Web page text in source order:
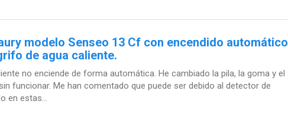
modelo Senseo 13 Cf con encendido automático
de agua caliente.
no enciende de forma automática. He cambiado la pila, la goma y el
funcionar. Me han comentado que puede ser debido al detector de
en estas...